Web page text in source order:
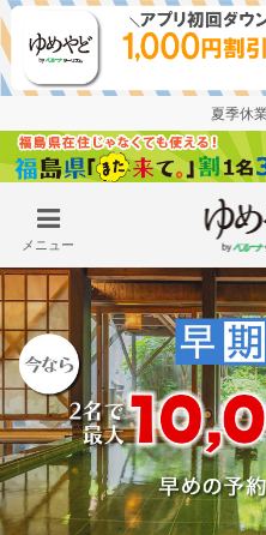
夏季休
メニュー